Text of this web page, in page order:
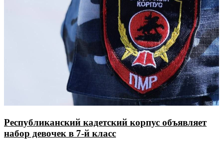
Республиканский кадетский корпус объявляет
набор девочек в 7-й класс